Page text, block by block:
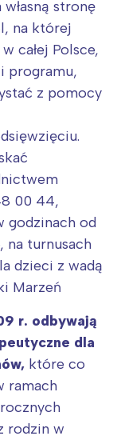
stronę
na której
całej Polsce,
programu,
z pomocy
00 44,
godzinach od
na turnusach
dzieci z wadą
Marzeń
r. odbywają
dla
które co
ramach
rodzin w
z